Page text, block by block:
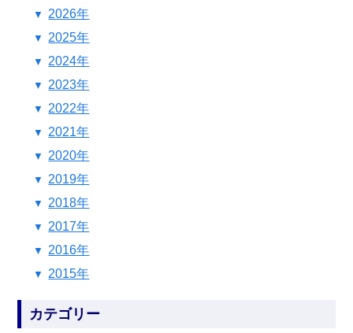
2026年
2025年
2024年
2023年
2022年
2021年
2020年
2019年
2018年
2017年
2016年
2015年
カテゴリー